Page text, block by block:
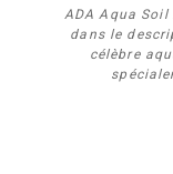
ADA Aqua
dans le
célèbre